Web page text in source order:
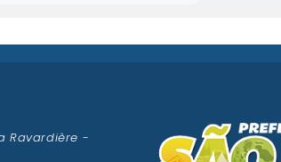
Ravardière -